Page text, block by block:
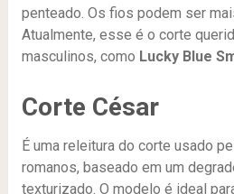
penteado. Os fios podem ser
Atualmente, esse é o corte
masculinos, como Lucky Blue
Corte César
É uma releitura do corte usado
romanos, baseado em um
texturizado. O modelo é ideal